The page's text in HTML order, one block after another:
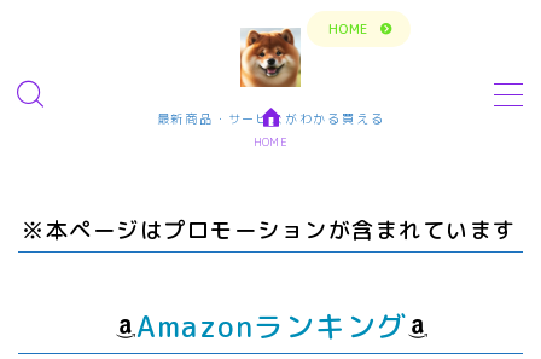
トップページに戻る HOME
最新商品・サービスがわかる買える
MENU
転職・仕事・求人・学ぶ
短期アルバイト・長期パート求人
HOME
※本ページはプロモーションが含まれています
Amazonランキング